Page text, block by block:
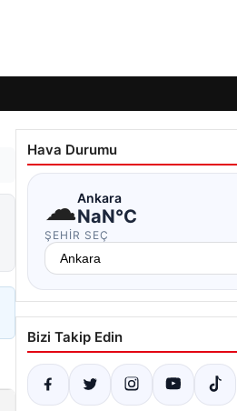
Hava Durumu
☁Ankara
NaN°C
ŞEHIR SEÇ
Bizi Takip Edin